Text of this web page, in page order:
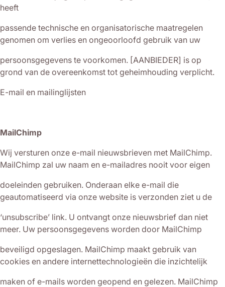
heeft
passende technische en organisatorische maatregelen
genomen om verlies en ongeoorloofd gebruik van uw
persoonsgegevens te voorkomen. [AANBIEDER] is op
grond van de overeenkomst tot geheimhouding verplicht.
E-mail en mailinglijsten
MailChimp
Wij versturen onze e-mail nieuwsbrieven met MailChimp.
MailChimp zal uw naam en e-mailadres nooit voor eigen
doeleinden gebruiken. Onderaan elke e-mail die
geautomatiseerd via onze website is verzonden ziet u de
‘unsubscribe’ link. U ontvangt onze nieuwsbrief dan niet
meer. Uw persoonsgegevens worden door MailChimp
beveiligd opgeslagen. MailChimp maakt gebruik van
cookies en andere internettechnologieën die inzichtelijk
maken of e-mails worden geopend en gelezen. MailChimp